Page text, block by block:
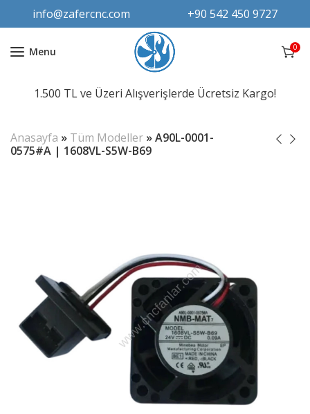
info@zafercnc.com +90 542 450 9727
Menu 0
1.500 TL ve Üzeri Alışverişlerde Ücretsiz Kargo!
Anasayfa » Tüm Modeller »A90L-0001-
0575#A | 1608VL-S5W-B69